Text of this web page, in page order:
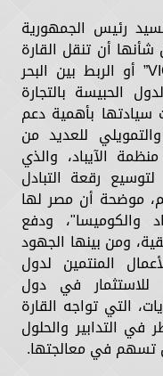
رئيس الجمهورية
أن تنقل القارة
إلي مكان آخر، "مشروع الVIC-MED” أو الربط بين البحر
الحبيسة بالتجارة
سيادتها بأهمية دعم
للعديد من
الآيباد، والذي
رقعة التبادل
موضحة أن مصر لها
والكوميسا"، ودفع
ومن بينها الجهود
المنتمين لدول
للاستثمار في دول
التي تواجه القارة
في التدابير والحلول
تسهم في معالجتها.